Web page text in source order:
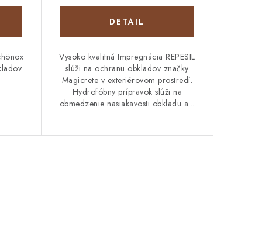
DETAIL
Vysoko kvalitná Impregnácia REPESIL
slúži na ochranu obkladov značky
Magicrete v exteriérovom prostredí.
Hydrofóbny prípravok slúži na
obmedzenie nasiakavosti obkladu a...